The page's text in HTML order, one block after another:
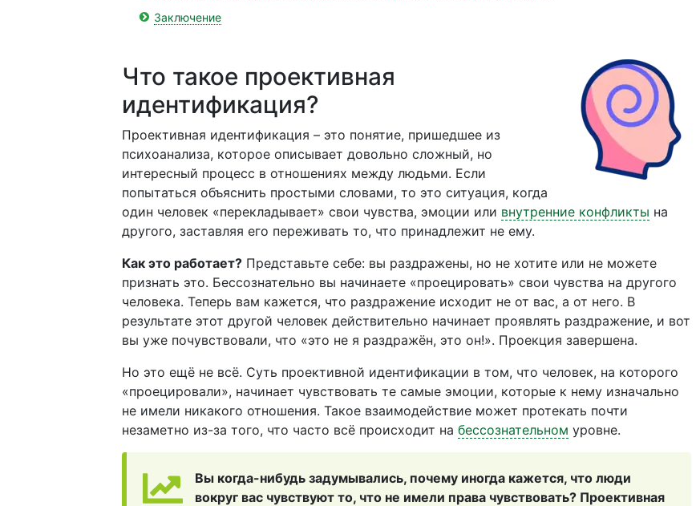
Заключение
Что такое проективная
идентификация?
Проективная идентификация – это понятие, пришедшее из
психоанализа, которое описывает довольно сложный, но
интересный процесс в отношениях между людьми. Если
попытаться объяснить простыми словами, то это ситуация, когда
один человек «перекладывает» свои чувства, эмоции или внутренние конфликты на
другого, заставляя его переживать то, что принадлежит не ему.
Как это работает? Представьте себе: вы раздражены, но не хотите или не можете
признать это. Бессознательно вы начинаете «проецировать» свои чувства на другого
человека. Теперь вам кажется, что раздражение исходит не от вас, а от него. В
результате этот другой человек действительно начинает проявлять раздражение, и вот
вы уже почувствовали, что «это не я раздражён, это он!». Проекция завершена.
Но это ещё не всё. Суть проективной идентификации в том, что человек, на которого
«проецировали», начинает чувствовать те самые эмоции, которые к нему изначально
не имели никакого отношения. Такое взаимодействие может протекать почти
незаметно из-за того, что часто всё происходит на бессознательном уровне.
Вы когда-нибудь задумывались, почему иногда кажется, что люди
вокруг вас чувствуют то, что не имели права чувствовать? Проективная